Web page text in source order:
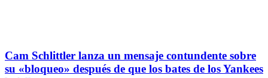
Cam Schlittler lanza un mensaje contundente sobre
su «bloqueo» después de que los bates de los Yankees